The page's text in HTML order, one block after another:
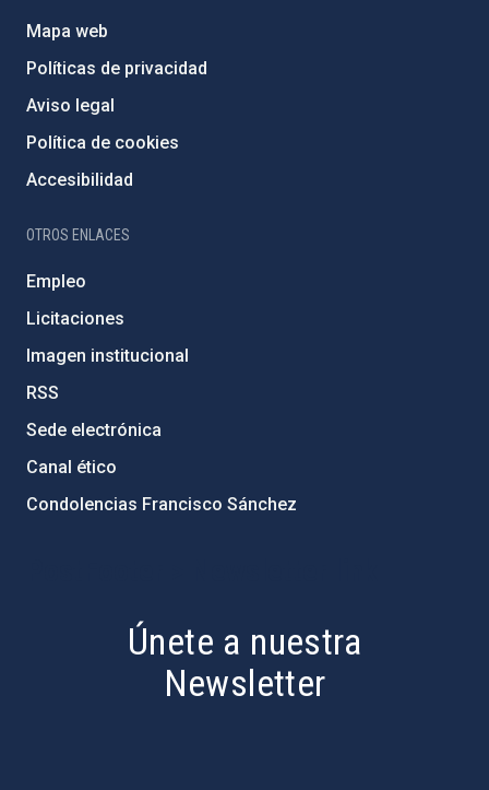
Mapa web
Políticas de privacidad
Aviso legal
Política de cookies
Accesibilidad
OTROS ENLACES
Empleo
Licitaciones
Imagen institucional
RSS
Sede electrónica
Canal ético
Condolencias Francisco Sánchez
Únete a nuestra
Newsletter